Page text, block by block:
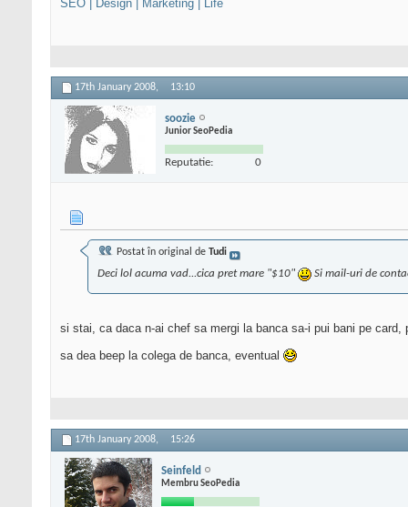
SEO | Design | Marketing | Life
17th January 2008, 13:10
soozie
Junior SeoPedia
Reputatie: 0
Postat în original de Tudi
Deci lol acuma vad...cica pret mare "$10" Si mail-uri de
si stai, ca daca n-ai chef sa mergi la banca sa-i pui bani pe
sa dea beep la colega de banca, eventual
17th January 2008, 15:26
Seinfeld
Membru SeoPedia